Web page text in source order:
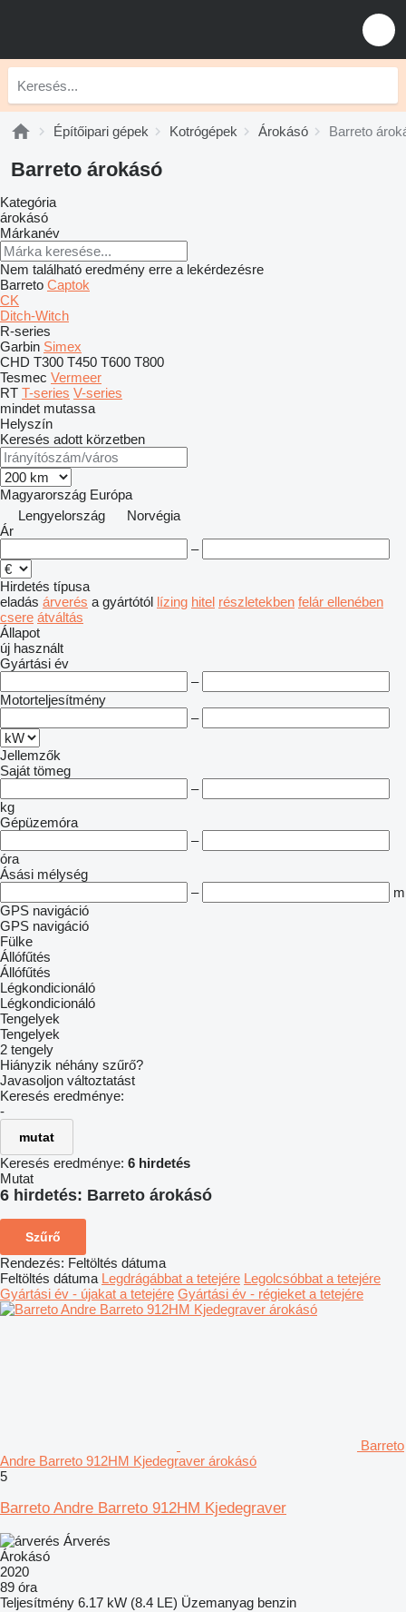
Építőipari gépek Kotrógépek Árokásó Barreto
Barreto árokásó
Kategória
árokásó
Márkanév
Nem található eredmény erre a lekérdezésre
Barreto Captok
CK
Ditch-Witch
R-series
Garbin Simex
CHD T300 T450 T600 T800
Tesmec Vermeer
RT T-series V-series
mindet mutassa
Helyszín
Keresés adott körzetben
Magyarország Európa
Lengyelország
Norvégia
Ár
–
Hirdetés típusa
eladás árverés a gyártótól lízing hitel részletekben felár ellenében
csere átváltás
Állapot
új használt
Gyártási év
–
Motorteljesítmény
–
Jellemzők
Saját tömeg
–
kg
Gépüzemóra
–
óra
Ásási mélység
–
m
GPS navigáció
GPS navigáció
Fülke
Állófűtés
Állófűtés
Légkondicionáló
Légkondicionáló
Tengelyek
Tengelyek
2 tengely
Hiányzik néhány szűrő?
Javasoljon változtatást
Keresés eredménye:
-
mutat
Keresés eredménye: 6 hirdetés
Mutat
6 hirdetés: Barreto árokásó
Szűrő
Rendezés: Feltöltés dátuma
Feltöltés dátuma Legdrágábbat a tetejére Legolcsóbbat a tetejére
Gyártási év - újakat a tetejére Gyártási év - régieket a tetejére
Barreto
Andre Barreto 912HM Kjedegraver árokásó
5
Barreto Andre Barreto 912HM Kjedegraver
Árverés
Árokásó
2020
89 óra
Teljesítmény 6.17 kW (8.4 LE) Üzemanyag benzin